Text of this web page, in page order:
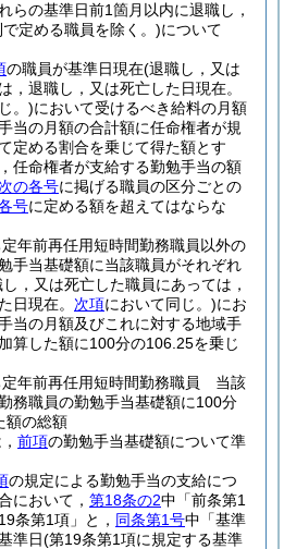
らの基準日前1箇月以内に退職し，
定める職員を除く。)について
の職員が基準日現在(退職し，又は
，退職し，又は死亡した日現在。
。)において受けるべき給料の月額
当の月額の合計額に任命権者が規
定める割合を乗じて得た額とす
任命権者が支給する勤勉手当の額
次の各号に掲げる職員の区分ごとの
号に定める額を超えてはならな
年前再任用短時間勤務職員以外の
手当基礎額に当該職員がそれぞれ
，又は死亡した職員にあっては，
日現在。 次項において同じ。)にお
当の月額及びこれに対する地域手
算した額に100分の106.25を乗じ
定年前再任用短時間勤務職員 当該
務職員の勤勉手当基礎額に100分
額の総額
前項の勤勉手当基礎額について準
の規定による勤勉手当の支給につ
において， 第18条の2中「前条第1
条第1項」と， 同条第1号中「基準
準日(第19条第1項に規定する基準